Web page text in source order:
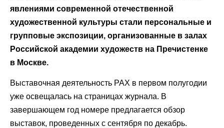
явлениями современной отечественной
художественной культуры стали персональные и
групповые экспозиции, организованные в залах
Российской академии художеств на Пречистенке
в Москве.
Выставочная деятельность РАХ в первом полугодии
уже освещалась на страницах журнала. В
завершающем год номере предлагается обзор
выставок, проведенных с сентября по декабрь.